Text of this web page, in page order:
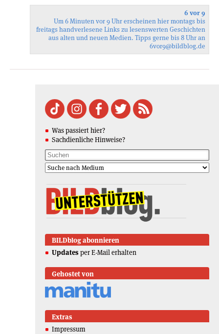
6 vor 9
Um 6 Minuten vor 9 Uhr erscheinen hier montags bis
freitags handverlesene Links zu lesenswerten Geschichten
aus alten und neuen Medien. Tipps gerne bis 8 Uhr an
6vor9@bildblog.de
Was passiert hier?
Sachdienliche Hinweise?
BILDblog abonnieren
Updates per E-Mail erhalten
Gehostet von
Extras
Impressum